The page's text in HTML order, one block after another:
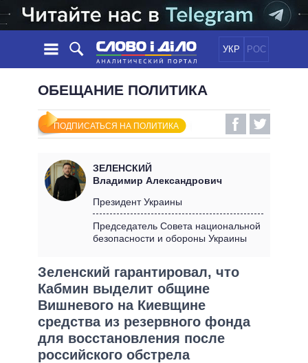
УКР РОС
НОВОСТИ
ЛЕНТА
СОБЫТИЯ
СТАТЬИ
МНЕНИЯ
ОБЗОРЫ
ДАЙДЖЕСТЫ
ПОЛИТИКА
ЭКОНОМИКА
МИР
ОБЕЩАНИЯ
ВСЕ ПОЛИТИКИ
ПРЕЗИДЕНТ И ОФИС
КАБИНЕТ МИНИСТРОВ
МЭРЫ
ВСЕ ПЕРСОНЫ
ИНФОГРАФИКА
ВИДЕО
ПОДДЕРЖАТЬ
СРАВНЕНИЕ ПОЛИТИКОВ
ОБЕЩАНИЕ ПОЛИТИКА
ПОДПИСАТЬСЯ НА ПОЛИТИКА
ЗЕЛЕНСКИЙ
Владимир Александрович
Президент Украины
Председатель Совета национальной
безопасности и обороны Украины
Зеленский гарантировал, что
Кабмин выделит общине
Вишневого на Киевщине
средства из резервного фонда
для восстановления после
российского обстрела